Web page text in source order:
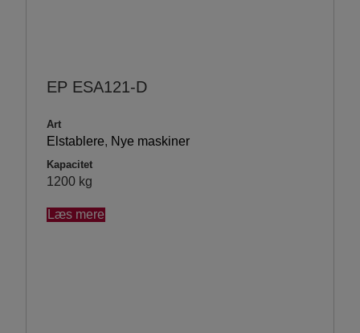
EP ESA121-D
Art
Elstablere, Nye maskiner
Kapacitet
1200 kg
Læs mere